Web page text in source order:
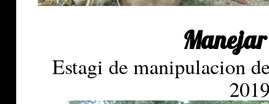
Estagi de manipulacion